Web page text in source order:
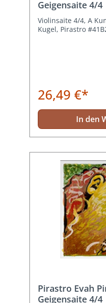
Geigensaite 4/4
Violinsaite 4/4, A
Kugel, Pirastro
26,49 €*
In den
Pirastro Evah
Geigensaite 4/4